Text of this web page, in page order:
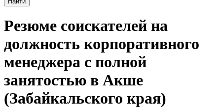
Резюме соискателей на
должность корпоративного
менеджера с полной
занятостью в Акше
(Забайкальского края)